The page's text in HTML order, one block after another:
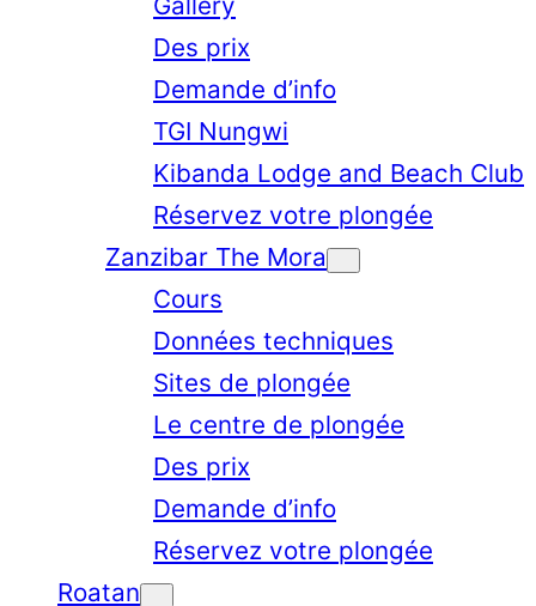
Des prix
Demande d’info
TGI Nungwi
Kibanda Lodge and Beach Club
Réservez votre plongée
Zanzibar The Mora
Cours
Données techniques
Sites de plongée
Le centre de plongée
Des prix
Demande d’info
Réservez votre plongée
Roatan